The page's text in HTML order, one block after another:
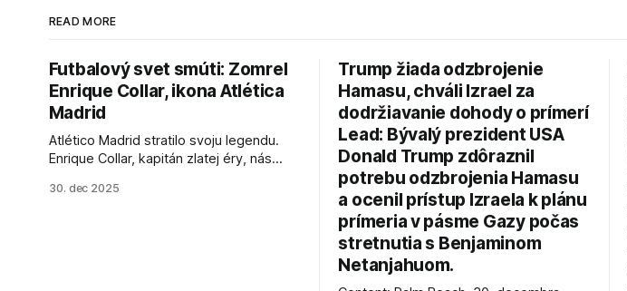
READ MORE
Futbalový svet smúti: Zomrel
Enrique Collar, ikona Atlética
Madrid
Atlético Madrid stratilo svoju legendu.
Enrique Collar, kapitán zlatej éry, nás
jeho úspechy a odkaz.
30. dec 2025
Trump žiada odzbrojenie
Hamasu, chváli Izrael za
dodržiavanie dohody o prímerí
Lead: Bývalý prezident USA
Donald Trump zdôraznil
potrebu odzbrojenia Hamasu
a ocenil prístup Izraela k plánu
prímeria v pásme Gazy počas
stretnutia s Benjaminom
Netanjahuom.